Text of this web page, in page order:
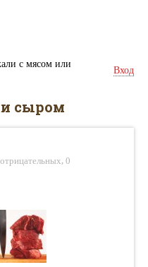
с мясом или
Вход
сыром
0